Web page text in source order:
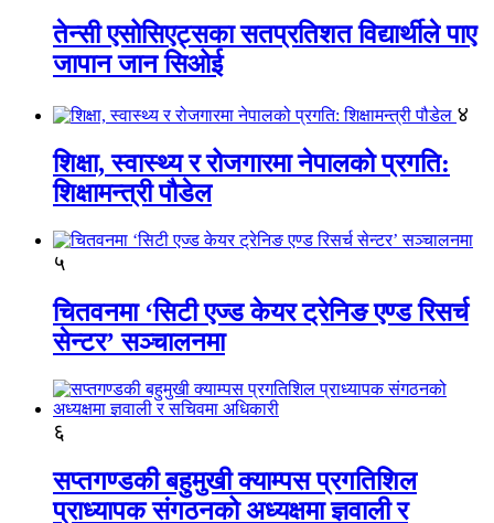
तेन्सी एसोसिएट्सका सतप्रतिशत विद्यार्थीले पाए
जापान जान सिओई
४
शिक्षा, स्वास्थ्य र रोजगारमा नेपालको प्रगति:
शिक्षामन्त्री पौडेल
५
चितवनमा ‘सिटी एज्ड केयर ट्रेनिङ एण्ड रिसर्च
सेन्टर’ सञ्चालनमा
६
सप्तगण्डकी बहुमुखी क्याम्पस प्रगतिशिल
प्राध्यापक संगठनको अध्यक्षमा ज्ञवाली र